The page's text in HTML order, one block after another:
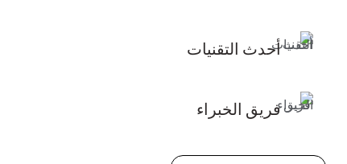
أحدث التقنيات
فريق الخبراء